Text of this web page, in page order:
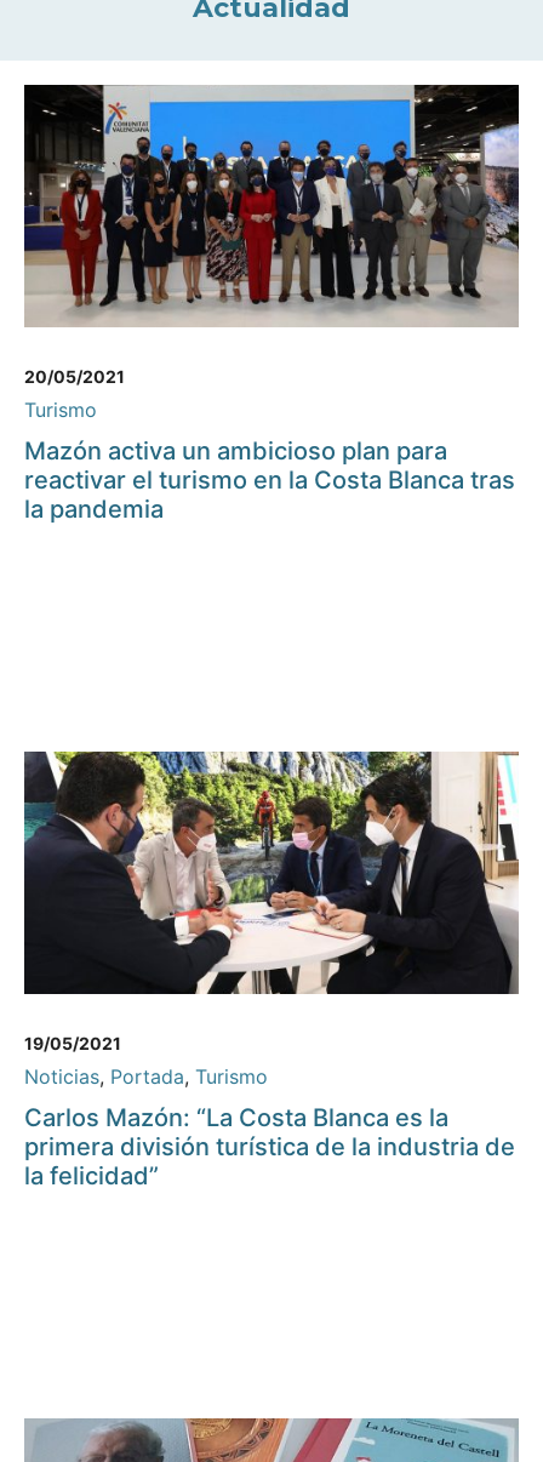
Actualidad
20/05/2021
Turismo
Mazón activa un ambicioso plan para
reactivar el turismo en la Costa Blanca tras
la pandemia
19/05/2021
Noticias, Portada, Turismo
Carlos Mazón: “La Costa Blanca es la
primera división turística de la industria de
la felicidad”